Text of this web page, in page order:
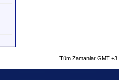
Tüm Zamanlar GMT